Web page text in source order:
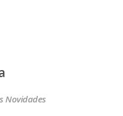
Novidades